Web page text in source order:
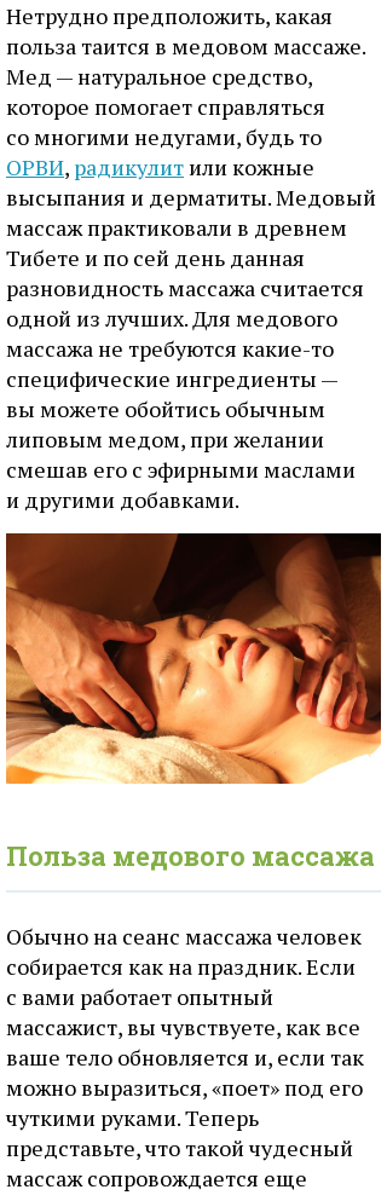
Нетрудно предположить, какая
польза таится в медовом массаже.
Мед — натуральное средство,
которое помогает справляться
со многими недугами, будь то
ОРВИ, радикулитили кожные
высыпания и дерматиты. Медовый
массаж практиковали в древнем
Тибете и по сей день данная
разновидность массажа считается
одной из лучших. Для медового
массажа не требуются какие-то
специфические ингредиенты —
вы можете обойтись обычным
липовым медом, при желании
смешав его с эфирными маслами
и другими добавками.
Польза медового массажа
Обычно на сеанс массажа человек
собирается как на праздник. Если
с вами работает опытный
массажист, вы чувствуете, как все
ваше тело обновляется и, если так
можно выразиться, «поет» под его
чуткими руками. Теперь
представьте, что такой чудесный
массаж сопровождается еще